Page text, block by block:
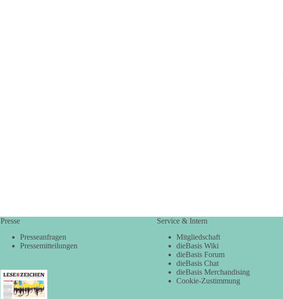
Presse
Presseanfragen
Pressemitteilungen
Service & Intern
Mitgliedschaft
dieBasis Wiki
dieBasis Forum
dieBasis Chat
dieBasis Merchandising
Cookie-Zustimmung